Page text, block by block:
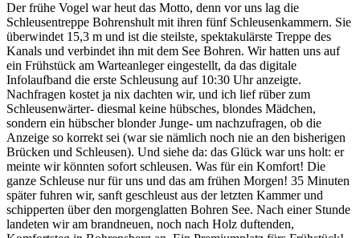
Der frühe Vogel war heut das Motto, denn vor uns lag die
Schleusentreppe Bohrenshult mit ihren fünf Schleusenkammern. Sie
überwindet 15,3 m und ist die steilste, spektakulärste Treppe des
Kanals und verbindet ihn mit dem See Bohren. Wir hatten uns auf
ein Frühstück am Warteanleger eingestellt, da das digitale
Infolaufband die erste Schleusung auf 10:30 Uhr anzeigte.
Nachfragen kostet ja nix dachten wir, und ich lief rüber zum
Schleusenwärter- diesmal keine hübsches, blondes Mädchen,
sondern ein hübscher blonder Junge- um nachzufragen, ob die
Anzeige so korrekt sei (war sie nämlich noch nie an den bisherigen
Brücken und Schleusen). Und siehe da: das Glück war uns holt: er
meinte wir könnten sofort schleusen. Was für ein Komfort! Die
ganze Schleuse nur für uns und das am frühen Morgen! 35 Minuten
später fuhren wir, sanft geschleust aus der letzten Kammer und
schipperten über den morgenglatten Bohren See. Nach einer Stunde
landeten wir am brandneuen, noch nach Holz duftenden,